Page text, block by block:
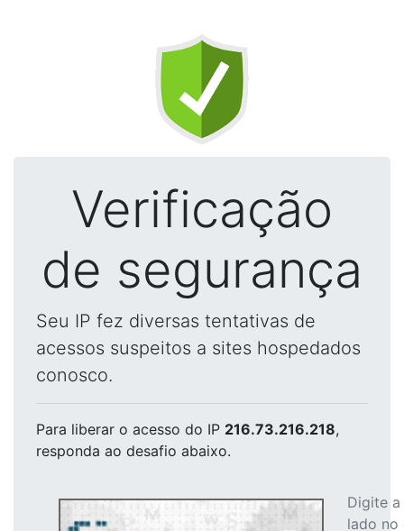
Verificação
de segurança
Seu IP fez diversas tentativas de
acessos suspeitos a sites hospedados
conosco.
Para liberar o acesso do IP 216.73.216.218,
responda ao desafio abaixo.
Digite
lado no